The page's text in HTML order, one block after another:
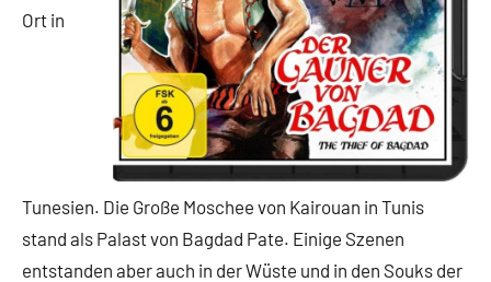
Ort in
Tunesien. Die Große Moschee von Kairouan in Tunis
stand als Palast von Bagdad Pate. Einige Szenen
entstanden aber auch in der Wüste und in den Souks der